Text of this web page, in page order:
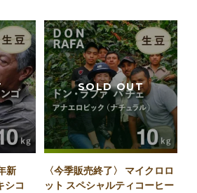
新
シコ
〈今季販売終了〉 マイクロロ
ット スペシャルティコーヒー